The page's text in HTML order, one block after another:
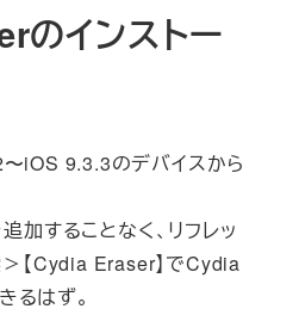
インストー
iOS 9.3.3のデバイスから
加することなく、リフレッ
＞【Cydia Eraser】でCydia
るはず。